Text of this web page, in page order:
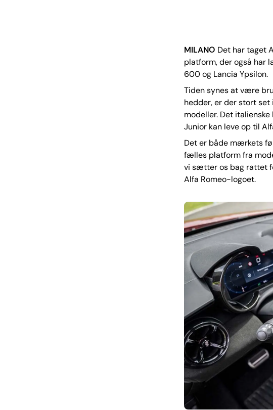
MILANO Det har taget
platform, der også har
600 og Lancia Ypsilon.
Tiden synes at være
hedder, er der stort
modeller. Det
Junior kan leve op til
Det er både mærkets
fælles platform fra
vi sætter os bag rattet
Alfa Romeo-logoet.